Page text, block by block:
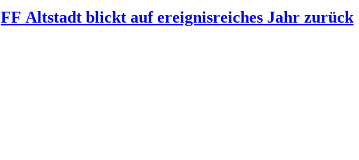
FF Altstadt blickt auf ereignisreiches Jahr zurück